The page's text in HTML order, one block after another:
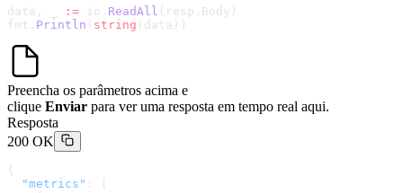
data, _ := io. ReadAll (resp.Body)
fmt. Println ( string (data))
Preencha os parâmetros acima e
clique Enviar para ver uma resposta em tempo real aqui.
Resposta
200 OK
{
  "metrics"
: [